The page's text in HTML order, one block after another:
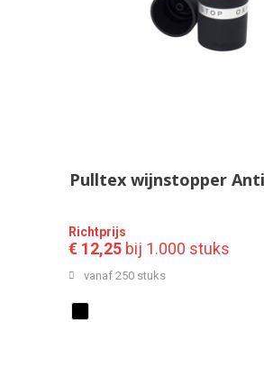
Pulltex wijnstopper
Richtprijs
€ 12,25 bij 1.000 stuks
vanaf 250 stuks